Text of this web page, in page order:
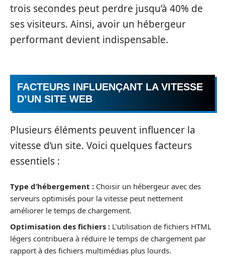
trois secondes peut perdre jusqu’à 40% de
ses visiteurs. Ainsi, avoir un hébergeur
performant devient indispensable.
FACTEURS INFLUENÇANT LA VITESSE
D’UN SITE WEB
Plusieurs éléments peuvent influencer la
vitesse d’un site. Voici quelques facteurs
essentiels :
Type d’hébergement : Choisir un hébergeur avec des
serveurs optimisés pour la vitesse peut nettement
améliorer le temps de chargement.
Optimisation des fichiers : L’utilisation de fichiers HTML
légers contribuera à réduire le temps de chargement par
rapport à des fichiers multimédias plus lourds.